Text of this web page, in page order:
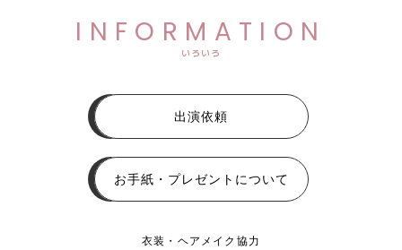
INFORMATION
いろいろ
出演依頼
お手紙・プレゼントについて
衣装・ヘアメイク協力